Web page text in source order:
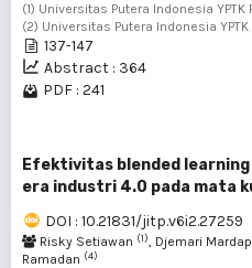
(1) Universitas Putera Indonesia YPTK
(2) Universitas Putera Indonesia
137-147
Abstract : 364
PDF : 241
Efektivitas blended
era industri 4.0 pada mata
DOI : 10.21831/jitp.v6i2.27259
Risky Setiawan (1), Djemari
Ramadan (4)